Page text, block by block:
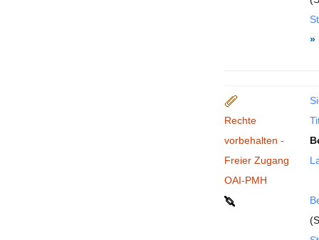
»
Rechte
vorbehalten -
Freier Zugang
OAI-PMH